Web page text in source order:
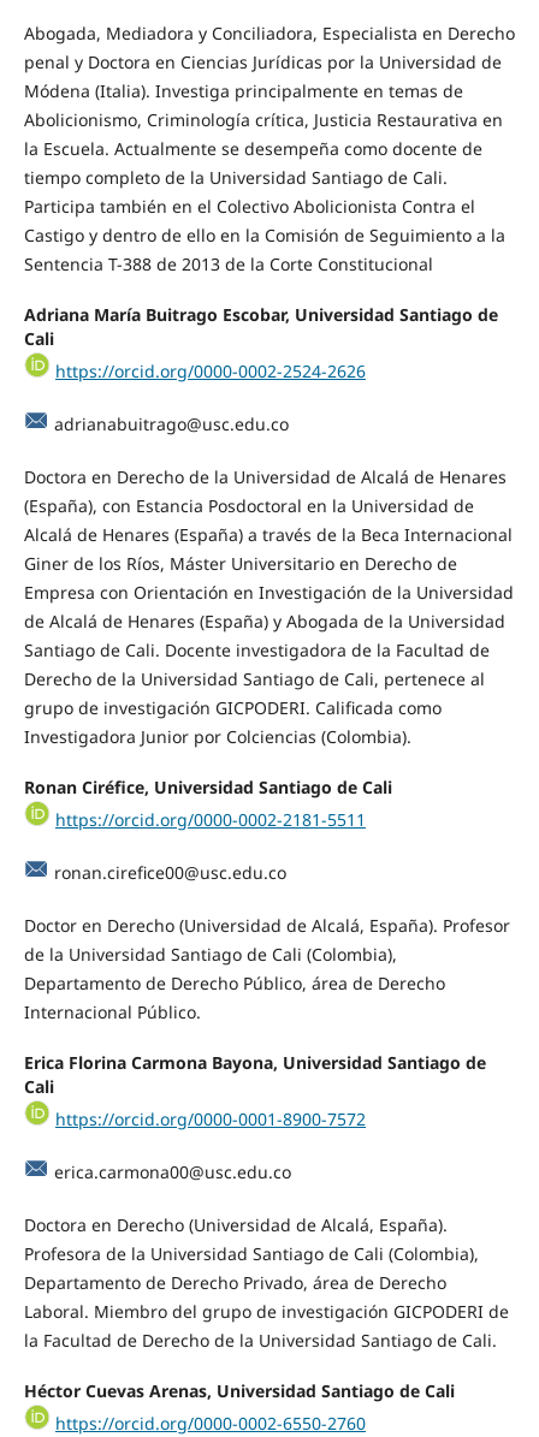
Abogada, Mediadora y Conciliadora, Especialista en Derecho
penal y Doctora en Ciencias Jurídicas por la Universidad de
Módena (Italia). Investiga principalmente en temas de
Abolicionismo, Criminología crítica, Justicia Restaurativa en
la Escuela. Actualmente se desempeña como docente de
tiempo completo de la Universidad Santiago de Cali.
Participa también en el Colectivo Abolicionista Contra el
Castigo y dentro de ello en la Comisión de Seguimiento a la
Sentencia T-388 de 2013 de la Corte Constitucional
Adriana María Buitrago Escobar, Universidad Santiago de
Cali
https://orcid.org/0000-0002-2524-2626
adrianabuitrago@usc.edu.co
Doctora en Derecho de la Universidad de Alcalá de Henares
(España), con Estancia Posdoctoral en la Universidad de
Alcalá de Henares (España) a través de la Beca Internacional
Giner de los Ríos, Máster Universitario en Derecho de
Empresa con Orientación en Investigación de la Universidad
de Alcalá de Henares (España) y Abogada de la Universidad
Santiago de Cali. Docente investigadora de la Facultad de
Derecho de la Universidad Santiago de Cali, pertenece al
grupo de investigación GICPODERI. Calificada como
Investigadora Junior por Colciencias (Colombia).
Ronan Ciréfice, Universidad Santiago de Cali
https://orcid.org/0000-0002-2181-5511
ronan.cirefice00@usc.edu.co
Doctor en Derecho (Universidad de Alcalá, España). Profesor
de la Universidad Santiago de Cali (Colombia),
Departamento de Derecho Público, área de Derecho
Internacional Público.
Erica Florina Carmona Bayona, Universidad Santiago de
Cali
https://orcid.org/0000-0001-8900-7572
erica.carmona00@usc.edu.co
Doctora en Derecho (Universidad de Alcalá, España).
Profesora de la Universidad Santiago de Cali (Colombia),
Departamento de Derecho Privado, área de Derecho
Laboral. Miembro del grupo de investigación GICPODERI de
la Facultad de Derecho de la Universidad Santiago de Cali.
Héctor Cuevas Arenas, Universidad Santiago de Cali
https://orcid.org/0000-0002-6550-2760